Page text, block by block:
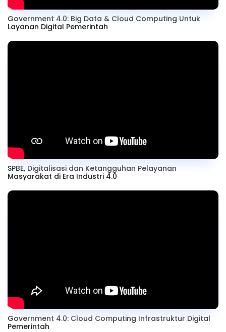
Government 4.0: Big Data & Cloud Computing Untuk
Layanan Digital Pemerintah
SPBE, Digitalisasi dan Ketangguhan Pelayanan
Masyarakat di Era Industri 4.0
Government 4.0: Cloud Computing Infrastruktur Digital
Pemerintah